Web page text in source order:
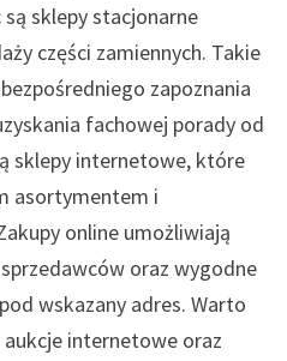
sklepy stacjonarne
części zamiennych. Takie
zapoznania
fachowej porady od
sklepy internetowe, które
asortymentem i
online umożliwiają
oraz wygodne
wskazany adres. Warto
internetowe oraz